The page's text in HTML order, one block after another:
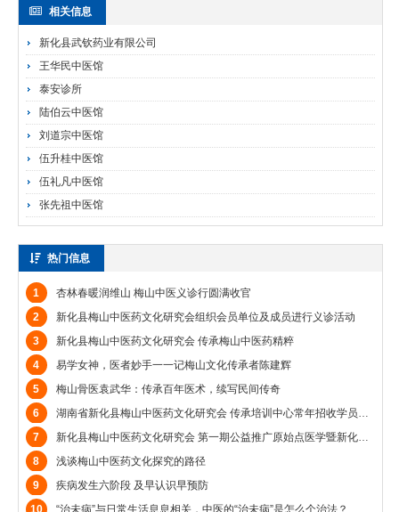
相关信息
新化县武钦药业有限公司
王华民中医馆
泰安诊所
陆伯云中医馆
刘道宗中医馆
伍升桂中医馆
伍礼凡中医馆
张先祖中医馆
热门信息
1
杏林春暖润维山 梅山中医义诊行圆满收官
2
新化县梅山中医药文化研究会组织会员单位及成员进行义诊活动
3
新化县梅山中医药文化研究会 传承梅山中医药精粹
4
易学女神，医者妙手一一记梅山文化传承者陈建辉
5
梅山骨医袁武华：传承百年医术，续写民间传奇
6
湖南省新化县梅山中医药文化研究会 传承培训中心常年招收学员总纲
7
新化县梅山中医药文化研究会 第一期公益推广原始点医学暨新化县原始 点医学众康理疗中心公益推广第十六期原始点医学交流学习班公告
8
浅谈梅山中医药文化探究的路径
9
疾病发生六阶段 及早认识早预防
10
“治未病”与日常生活息息相关，中医的“治未病”是怎么个治法？